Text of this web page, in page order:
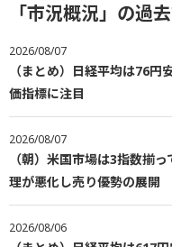
「市況概況」の過
2026/08/07
（まとめ）日経平均は76
価指標に注目
2026/08/07
（朝）米国市場は3指数揃
理が悪化し売り優勢の展開
2026/08/06